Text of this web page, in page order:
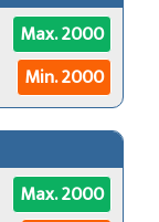
Max. 2000
Min. 2000
Max. 2000